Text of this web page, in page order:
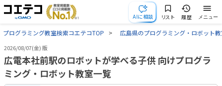
AIに相談 リスト 履歴 メニュー
プログラミング教室検索コエテコTOP 広島県のプログラミング・ロボット
2026/08/07(金) 版
広電本社前駅のロボットが学べる子供 向けプログラ
ミング・ロボット教室一覧